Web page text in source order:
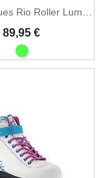
Patins 4 roues Rio Roller Lumina avec roues LED
89,95 €